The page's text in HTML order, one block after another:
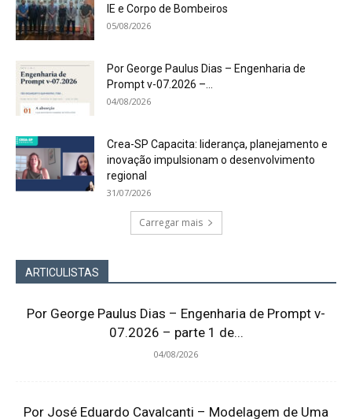
IE e Corpo de Bombeiros
05/08/2026
Por George Paulus Dias – Engenharia de
Prompt v-07.2026 –...
04/08/2026
Crea-SP Capacita: liderança, planejamento e
inovação impulsionam o desenvolvimento
regional
31/07/2026
Carregar mais
ARTICULISTAS
Por George Paulus Dias – Engenharia de Prompt v-
07.2026 – parte 1 de...
04/08/2026
Por José Eduardo Cavalcanti – Modelagem de Uma